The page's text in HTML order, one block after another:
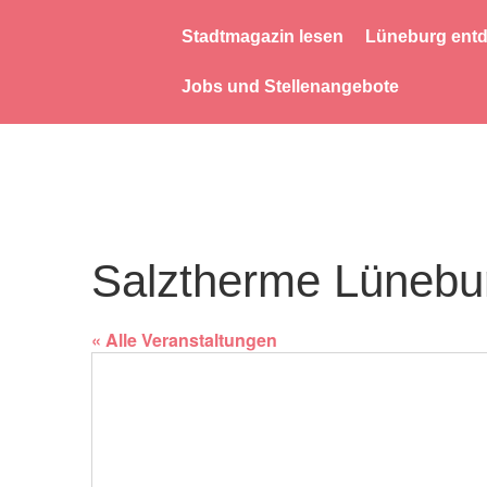
Stadtmagazin lesen Lüneburg
Jobs und Stellenangebote
Salztherme
« Alle Veranstaltungen